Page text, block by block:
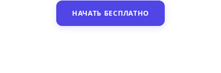
НАЧАТЬ БЕСПЛАТНО